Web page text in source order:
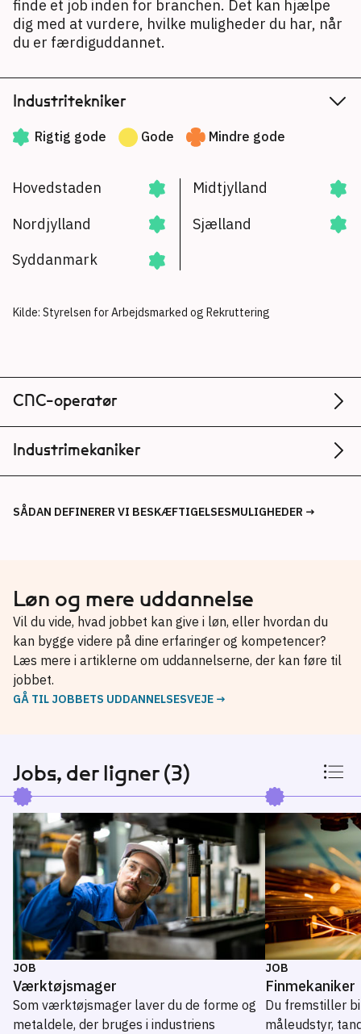
finde et job inden for branchen. Det kan hjælpe
dig med at vurdere, hvilke muligheder du har, når
du er færdiguddannet.
Industritekniker
Rigtig gode Gode Mindre gode
Hovedstaden
Midtjylland
Nordjylland
Sjælland
Syddanmark
Kilde: Styrelsen for Arbejdsmarked og Rekruttering
CNC-operatør
Kilde: Styrelsen for Arbejdsmarked og Rekruttering
Industrimekaniker
Syddanmark
Kilde: Styrelsen for Arbejdsmarked og Rekruttering
SÅDAN DEFINERER VI BESKÆFTIGELSESMULIGHEDER →
Løn og mere uddannelse
Vil du vide, hvad jobbet kan give i løn, eller hvordan du
kan bygge videre på dine erfaringer og kompetencer?
Læs mere i artiklerne om uddannelserne, der kan føre til
jobbet.
GÅ TIL JOBBETS UDDANNELSESVEJE →
Jobs, der ligner (3)
JOB
Værktøjsmager
Som værktøjsmager laver du de forme og
metaldele, der bruges i industriens
JOB
Finmekaniker
Du fremstiller
måleudstyr,